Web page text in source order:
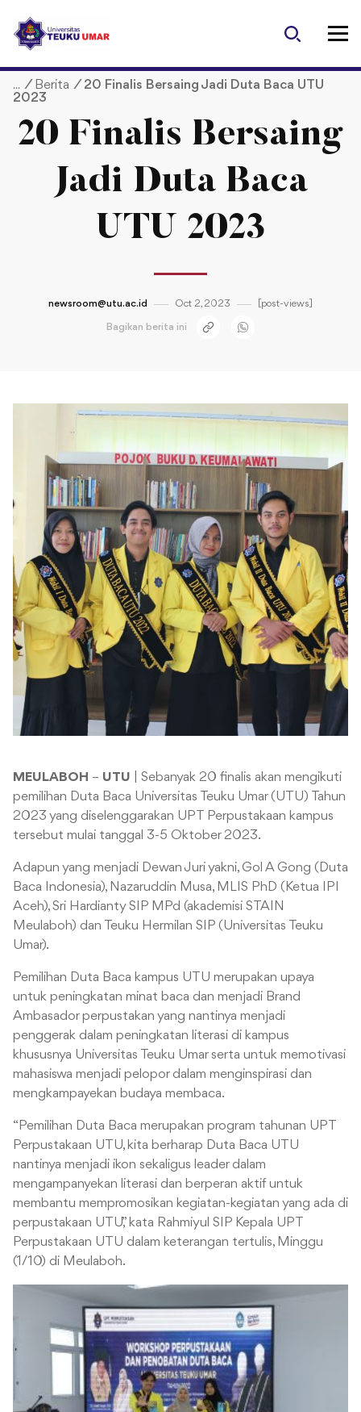
p
/ Berita / 20 Finalis Bersaing Jadi Duta Baca UTU
2023
20 Finalis Bersaing
Jadi Duta Baca
UTU 2023
newsroom@utu.ac.id Oct 2, 2023 [post-views]
Bagikan berita ini
MEULABOH – UTU | Sebanyak 20 finalis akan mengikuti
pemilihan Duta Baca Universitas Teuku Umar (UTU) Tahun
2023 yang diselenggarakan UPT Perpustakaan kampus
tersebut mulai tanggal 3-5 Oktober 2023.
Adapun yang menjadi Dewan Juri yakni, Gol A Gong (Duta
Baca Indonesia), Nazaruddin Musa, MLIS PhD (Ketua IPI
Aceh), Sri Hardianty SIP MPd (akademisi STAIN
Meulaboh) dan Teuku Hermilan SIP (Universitas Teuku
Umar).
Pemilihan Duta Baca kampus UTU merupakan upaya
untuk peningkatan minat baca dan menjadi Brand
Ambasador perpustakan yang nantinya menjadi
penggerak dalam peningkatan literasi di kampus
khususnya Universitas Teuku Umar serta untuk memotivasi
mahasiswa menjadi pelopor dalam menginspirasi dan
mengkampayekan budaya membaca.
“Pemilihan Duta Baca merupakan program tahunan UPT
Perpustakaan UTU, kita berharap Duta Baca UTU
nantinya menjadi ikon sekaligus leader dalam
mengampanyekan literasi dan berperan aktif untuk
membantu mempromosikan kegiatan-kegiatan yang ada di
perpustakaan UTU,” kata Rahmiyul SIP Kepala UPT
Perpustakaan UTU dalam keterangan tertulis, Minggu
(1/10) di Meulaboh.